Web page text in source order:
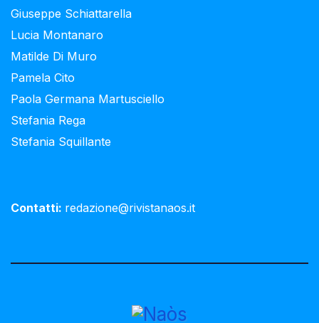
Giuseppe Schiattarella
Lucia Montanaro
Matilde Di Muro
Pamela Cito
Paola Germana Martusciello
Stefania Rega
Stefania Squillante
Contatti: redazione@rivistanaos.it